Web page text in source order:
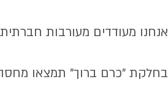
אנחנו מעודדים מעורבות חברתית
בחלקת "כרם ברוך" תמצאו